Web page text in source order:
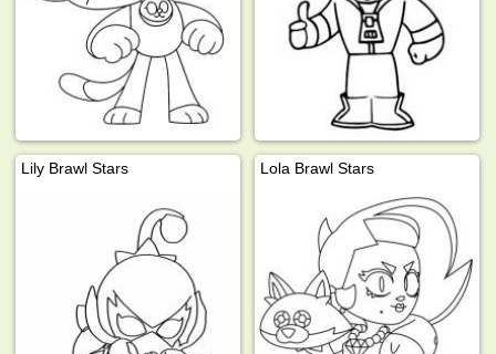
Lily Brawl Stars Lola Brawl Stars